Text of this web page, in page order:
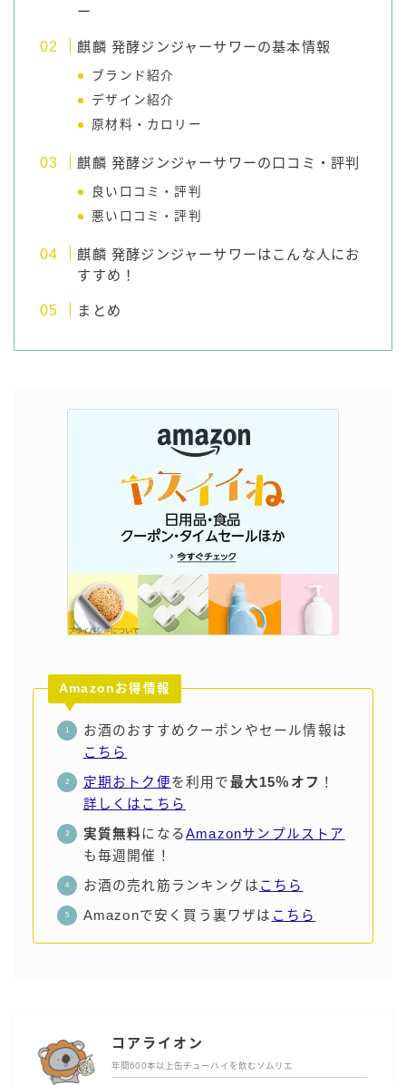
ー
麒麟 発酵ジンジャーサワーの基本情報
ブランド紹介
デザイン紹介
原材料・カロリー
麒麟 発酵ジンジャーサワーの口コミ・評判
良い口コミ・評判
悪い口コミ・評判
麒麟 発酵ジンジャーサワーはこんな人にお
すすめ！
まとめ
Amazonお得情報
お酒のおすすめクーポンやセール情報は
こちら
定期おトク便を利用で最大15％オフ ！
詳しくはこちら
実質無料になるAmazonサンプルストア
も毎週開催！
お酒の売れ筋ランキングは こちら
Amazonで安く買う裏ワザは こちら
コアライオン
年間600本以上缶チューハイを飲むソムリエ